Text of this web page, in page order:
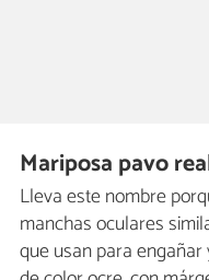
Mariposa pavo
Lleva este nombre
manchas oculares
que usan para